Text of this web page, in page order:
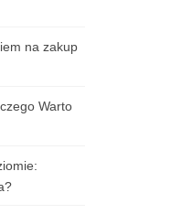
na zakup
Warto